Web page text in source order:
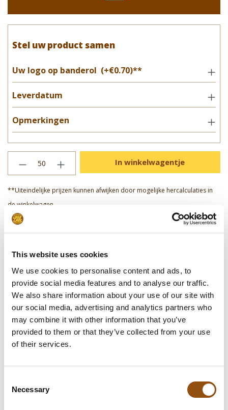
This website uses cookies
We use cookies to personalise content and ads, to
provide social media features and to analyse our traffic.
We also share information about your use of our site with
our social media, advertising and analytics partners who
may combine it with other information that you’ve
provided to them or that they’ve collected from your use
of their services.
Selection
Necessary
Stel uw product samen
Uw logo op banderol (+€0.70)**
Leverdatum
Opmerkingen
In winkelwagentje
**Uiteindelijke prijzen kunnen afwijken door mogelijke hercalculaties in
de winkelwagen.
Specificaties
Verpakking Koker
Afmetingen: 50 x 50 x 175 mm
Gewicht: 175 gram
Levertijd:
Smaak chocolade: Melk, Puur, Wit
Logo plaatsing: